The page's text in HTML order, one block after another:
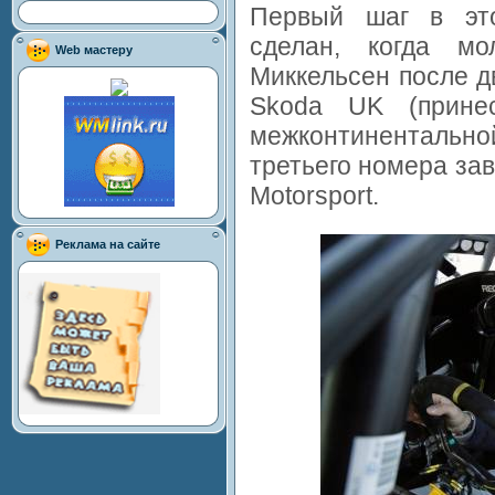
Web мастеру
Реклама на сайте
Первый шаг в
сделан, когда
Миккельсен после
Skoda UK
третьего номера
Motorsport.